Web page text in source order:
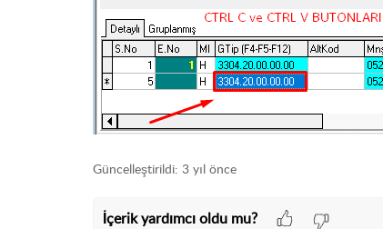
Güncelleştirildi: 3 yıl önce
İçerik yardımcı oldu mu?